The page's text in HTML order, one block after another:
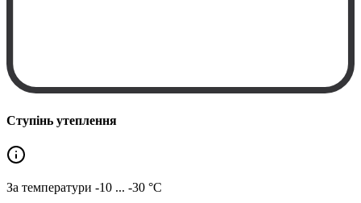
Ступінь утеплення
За температури -10 ... -30 °C